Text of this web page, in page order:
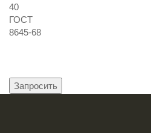
40
ГОСТ
8645-68